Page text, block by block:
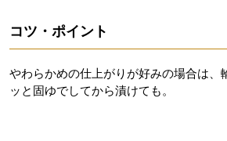
コツ・ポイント
やわらかめの仕上がりが好みの場合は、
ッと固ゆでしてから漬けても。